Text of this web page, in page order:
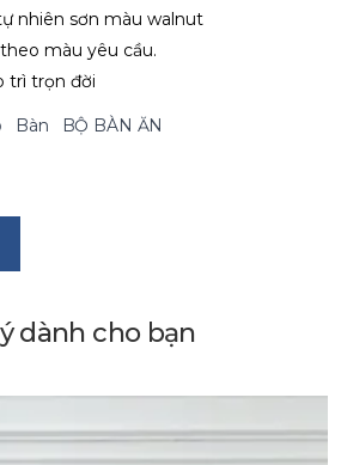
nhiên sơn màu walnut
màu yêu cầu.
trì trọn đời
Bàn BỘ BÀN ĂN
dành cho bạn